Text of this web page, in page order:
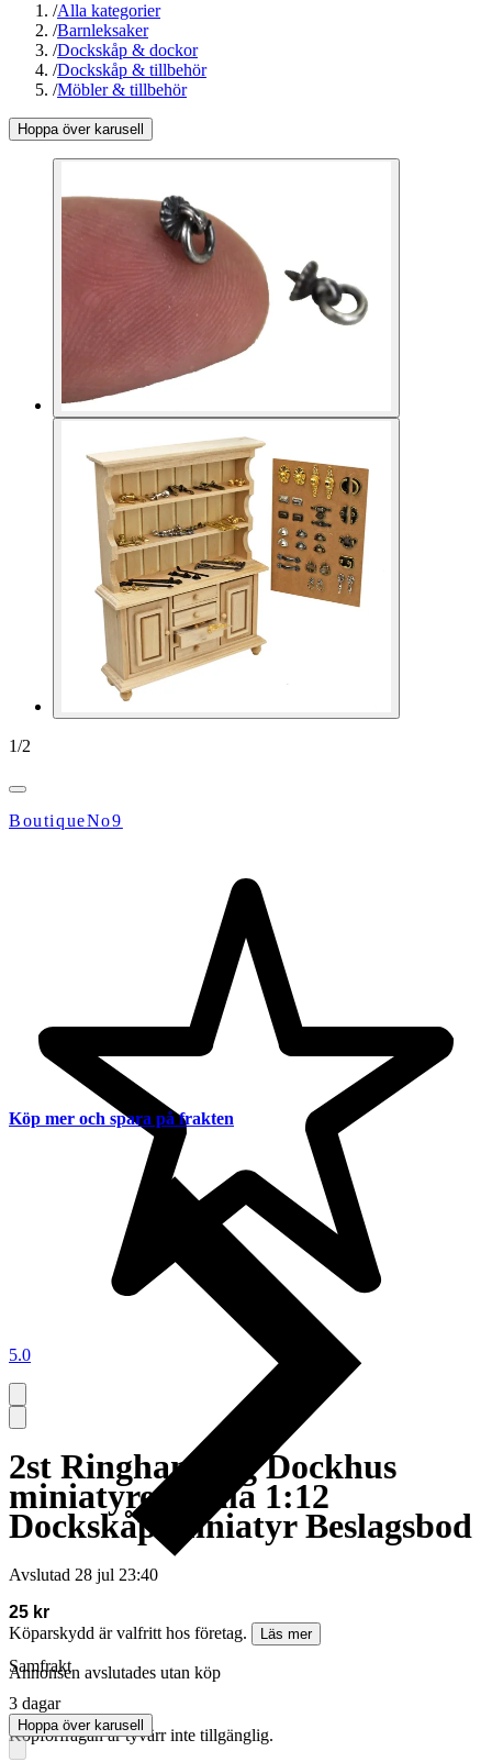
/Alla kategorier
/Barnleksaker
/Dockskåp & dockor
/Dockskåp & tillbehör
/Möbler & tillbehör
Hoppa över karusell
1/2
BoutiqueNo9
5.0
2st Ringhandtag Dockhus
miniatyrer skala 1:12
Dockskåp miniatyr Beslagsbod
Avslutad 28 jul 23:40
25 kr
Köparskydd är valfritt hos företag.
Läs mer
Annonsen avslutades utan köp
Köpförfrågan är tyvärr inte tillgänglig.
Köp mer och spara på frakten
Samfrakt
3 dagar
Hoppa över karusell